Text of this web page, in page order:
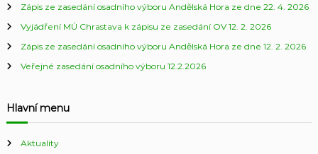
Zápis ze zasedání osadního výboru Andělská Hora ze dne 22. 4. 2026
Vyjádření MÚ Chrastava k zápisu ze zasedání OV 12. 2. 2026
Zápis ze zasedání osadního výboru Andělská Hora ze dne 12. 2. 2026
Veřejné zasedání osadního výboru 12.2.2026
Hlavní menu
Aktuality